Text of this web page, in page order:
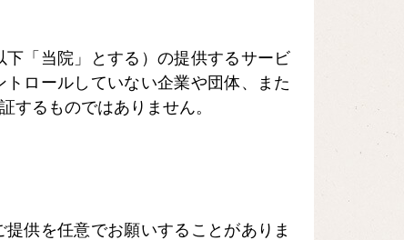
「当院」とする）の提供するサービ
ロールしていない企業や団体、また
するものではありません。
供を任意でお願いすることがありま